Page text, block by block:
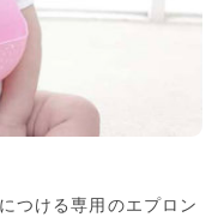
つける専用のエプロン